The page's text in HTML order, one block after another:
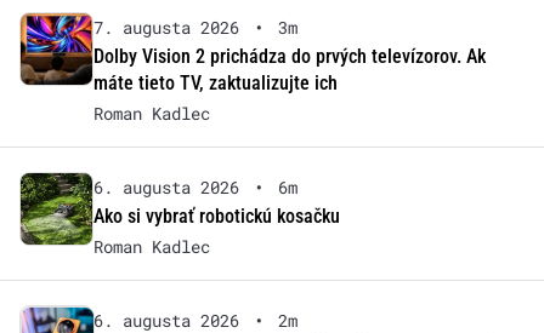
7. augusta 2026 •
3m
Dolby Vision 2 prichádza do prvých televízorov. Ak
máte tieto TV, zaktualizujte ich
Roman Kadlec
6. augusta 2026 •
6m
Ako si vybrať robotickú kosačku
Roman Kadlec
6. augusta 2026 •
2m